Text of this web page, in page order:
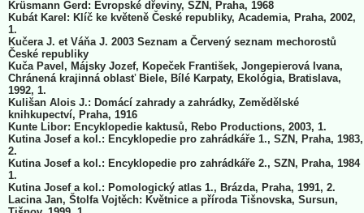
Krüsmann Gerd: Evropské dřeviny, SZN, Praha, 1968
Kubát Karel: Klíč ke květeně České republiky, Academia, Praha, 2002,
1.
Kučera J. et Váňa J. 2003 Seznam a Červený seznam mechorostů
České republiky
Kuča Pavel, Májsky Jozef, Kopeček František, Jongepierová Ivana,
Chránená krajinná oblasť Biele, Bílé Karpaty, Ekológia, Bratislava,
1992, 1.
Kulišan Alois J.: Domácí zahrady a zahrádky, Zemědělské
knihkupectví, Praha, 1916
Kunte Libor: Encyklopedie kaktusů, Rebo Productions, 2003, 1.
Kutina Josef a kol.: Encyklopedie pro zahrádkáře 1., SZN, Praha, 1983,
2.
Kutina Josef a kol.: Encyklopedie pro zahrádkáře 2., SZN, Praha, 1984
1.
Kutina Josef a kol.: Pomologický atlas 1., Brázda, Praha, 1991, 2.
Lacina Jan, Štolfa Vojtěch: Květnice a příroda Tišnovska, Sursun,